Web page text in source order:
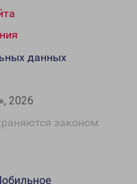
2026
законом
данных